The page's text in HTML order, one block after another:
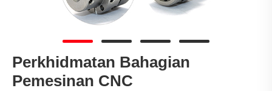
Perkhidmatan Bahagian
Pemesinan CNC